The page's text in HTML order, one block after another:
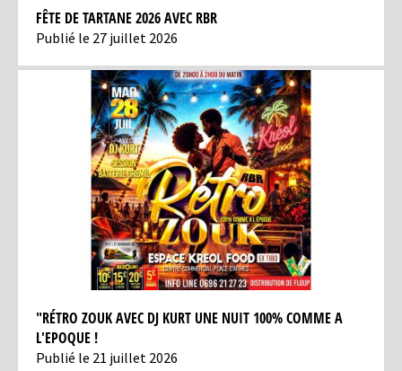
FÊTE DE TARTANE 2026 AVEC RBR
Publié le 27 juillet 2026
"RÉTRO ZOUK AVEC DJ KURT UNE NUIT 100% COMME A
L'EPOQUE !
Publié le 21 juillet 2026